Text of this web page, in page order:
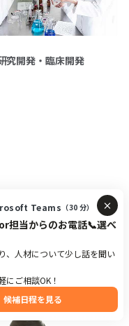
究開発・臨床開発